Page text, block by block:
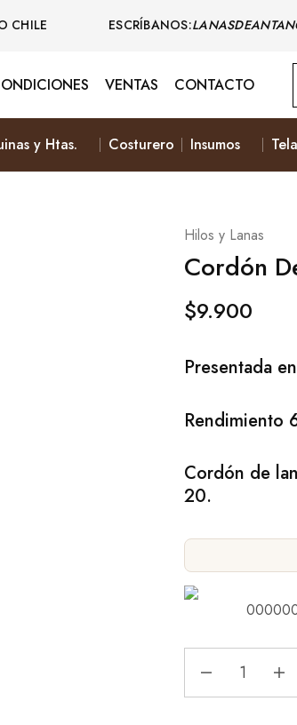
CHILE ESCRÍBANOS:
VENTAS CONTACTO
y Htas. Costurero Insumos
Hilos y Lanas
Cordón
$9.900
Presentada
Rendimiento
Cordón de
20.